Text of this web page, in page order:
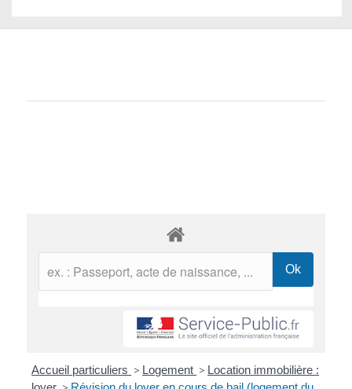
Accueil particuliers > Logement > Location immobilière :